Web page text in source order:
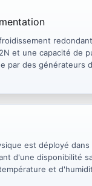
et une capacité de
par des générateurs
est déployé
d'une disponibilité
et